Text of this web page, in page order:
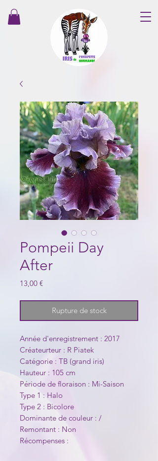
Pompeii Day
After
13,00 €Prix
Rupture de stock
Année d'enregistrement : 2017
Créateurteur : R Piatek
Catégorie : TB (grand iris)
Hauteur : 105 cm
Période de floraison : Mi-Saison
Type 1 : Halo
Type 2 : Bicolore
Dominante de couleur : /
Remontant : Non
Récompenses :